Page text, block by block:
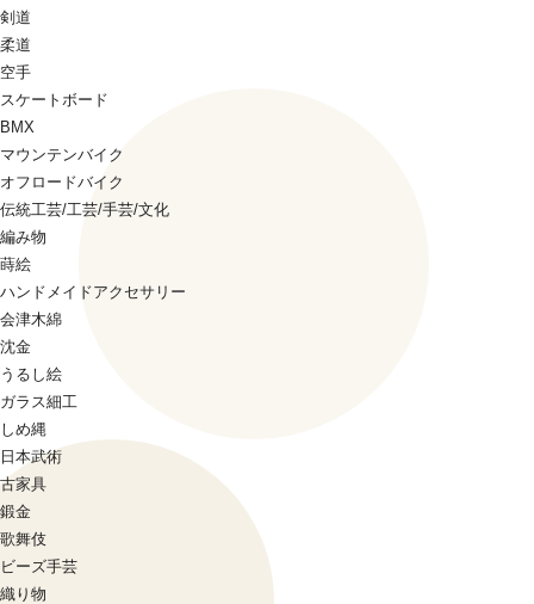
剣道
柔道
空手
スケートボード
BMX
マウンテンバイク
オフロードバイク
伝統工芸/工芸/手芸/文化
編み物
蒔絵
ハンドメイドアクセサリー
会津木綿
沈金
うるし絵
ガラス細工
しめ縄
日本武術
古家具
鍛金
歌舞伎
ビーズ手芸
織り物